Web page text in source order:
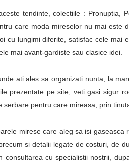
tendinte, colectiile : Pronuptia,
care moda mireselor nu mai este
cu lungimi diferite, satisfac cele mai
mai avant-gardiste sau clasice idei.
ati ales sa organizati nunta, la
prezentate pe site, veti gasi sigur
serbare pentru care mireasa, prin
mirese care aleg sa isi gaseasca
si detalii legate de costuri, de
consultarea cu specialistii nostrii,